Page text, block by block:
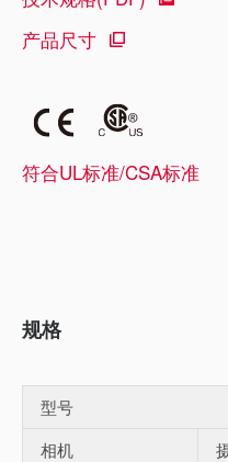
产品尺寸
符合UL标准/CSA标准
规格
型号
相机